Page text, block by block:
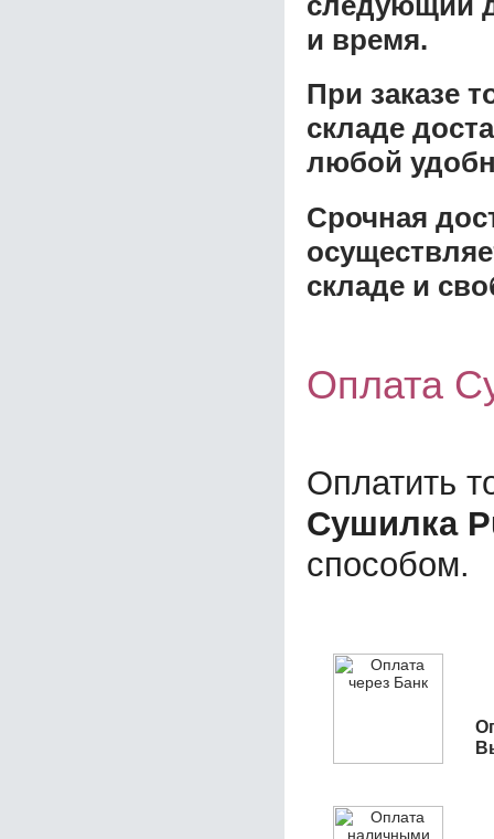
и время.
При заказе
складе
любой
Срочная
складе и
Оплата
Оплатить
Сушилка
способом.